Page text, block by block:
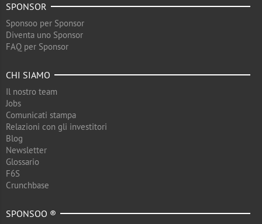
SPONSOR
Sponsoo per Sponsor
Diventa uno Sponsor
FAQ per Sponsor
CHI SIAMO
Il nostro team
Jobs
Comunicati stampa
Relazioni con gli investitori
Blog
Newsletter
Glossario
F6S
Crunchbase
SPONSOO ®